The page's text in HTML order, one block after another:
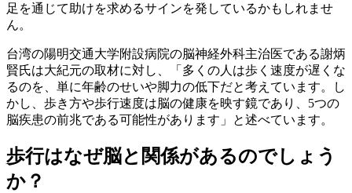
足を通じて助けを求めるサインを発しているかもしれませ
ん。
台湾の陽明交通大学附設病院の脳神経外科主治医である謝炳
賢氏は大紀元の取材に対し、「多くの人は歩く速度が遅くな
るのを、単に年齢のせいや脚力の低下だと考えています。し
かし、歩き方や歩行速度は脳の健康を映す鏡であり、5つの
脳疾患の前兆である可能性があります」と述べています。
歩行はなぜ脳と関係があるのでしょう
か？